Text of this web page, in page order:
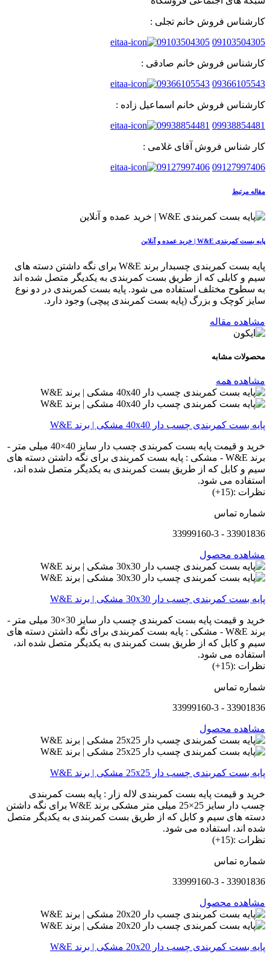
کارشناس فروش خانم تجلی :
09103504305
09103504305
کارشناس فروش خانم صادقی :
09366105543
09366105543
کارشناس فروش خانم اسماعیل زاده :
09938854481
09938854481
کار شناس فروش آقای غلامی :
09127997406
09127997406
مقاله مرتبط
پایه بست کمربندی W&E | خرید عمده و آنلاین
پایه بست کمربندی چسبدار برند W&E برای نگه داشتن دسته های
سیم و کابلی که از طریق بست کمربندی به یکدیگر متصل شده اند
به سطوح مختلف استفاده می شود. پایه بست کمربندی در دو نوع
سایز کوچک و بزرگ (پایه بست کمربندی پیچی) وجود دارد.
مشاهده مقاله
محصولات مشابه
مشاهده همه
پایه بست کمربندی چسب دار 40x40 مشکی | برند W&E
خرید و قیمت پایه بست کمربندی چسب دار سایز 40×40 میلی متر -
برند W&E - مشکی : پایه بست کمربندی برای نگه داشتن دسته های
سیم و کابل که از طریق بست کمربندی به یکدیگر متصل شده اند،
استفاده می شود.
نظرات :(15+)
شماره تماس
33901836 - 33999160-3
مشاهده محصول
پایه بست کمربندی چسب دار 30x30 مشکی | برند W&E
خرید و قیمت پایه بست کمربندی چسب دار سایز 30×30 میلی متر -
برند W&E - مشکی : پایه بست کمربندی برای نگه داشتن دسته های
سیم و کابل که از طریق بست کمربندی به یکدیگر متصل شده اند،
استفاده می شود.
نظرات :(15+)
شماره تماس
33901836 - 33999160-3
مشاهده محصول
پایه بست کمربندی چسب دار 25x25 مشکی | برند W&E
خرید و قیمت پایه بست کمربندی لاله زار : پایه بست کمربندی
چسب دار سایز 25×25 میلی متر مشکی برند W&E برای نگه داشتن
دسته های سیم و کابل که از طریق بست کمربندی به یکدیگر متصل
شده اند، استفاده می شود.
نظرات :(15+)
شماره تماس
33901836 - 33999160-3
مشاهده محصول
پایه بست کمربندی چسب دار 20x20 مشکی | برند W&E